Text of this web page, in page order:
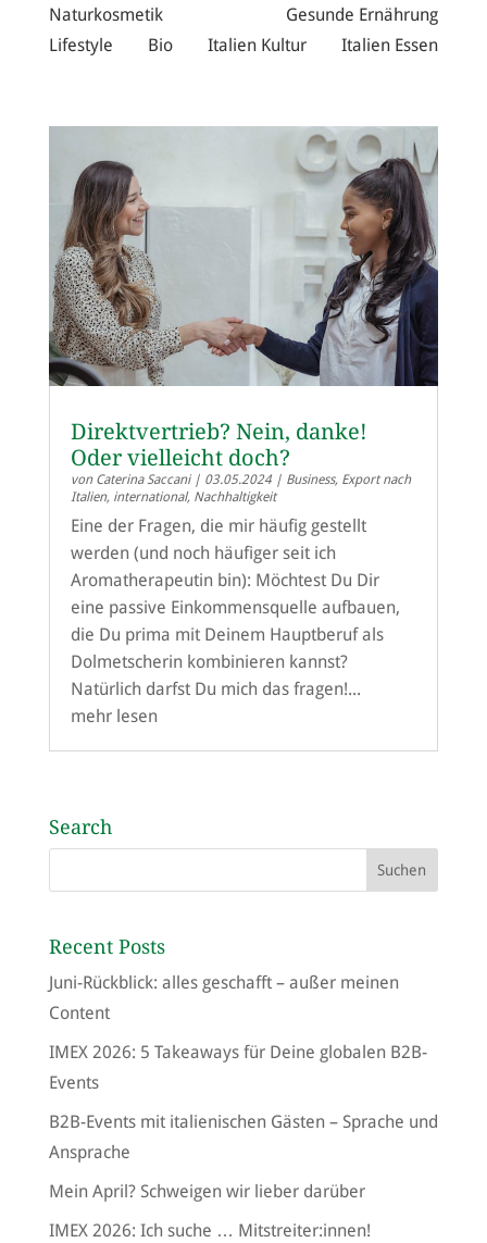
Naturkosmetik
Gesunde Ernährung
Lifestyle
Bio Italien Kultur Italien Essen
Direktvertrieb? Nein, danke!
Oder vielleicht doch?
von Caterina Saccani| 03.05.2024| Business, Export nach
Italien, international, Nachhaltigkeit
Eine der Fragen, die mir häufig gestellt
werden (und noch häufiger seit ich
Aromatherapeutin bin): Möchtest Du Dir
eine passive Einkommensquelle aufbauen,
die Du prima mit Deinem Hauptberuf als
Dolmetscherin kombinieren kannst?
Natürlich darfst Du mich das fragen!...
mehr lesen
Search
Recent Posts
Juni-Rückblick: alles geschafft – außer meinen
Content
IMEX 2026: 5 Takeaways für Deine globalen B2B-
Events
B2B-Events mit italienischen Gästen – Sprache und
Ansprache
Mein April? Schweigen wir lieber darüber
IMEX 2026: Ich suche … Mitstreiter:innen!